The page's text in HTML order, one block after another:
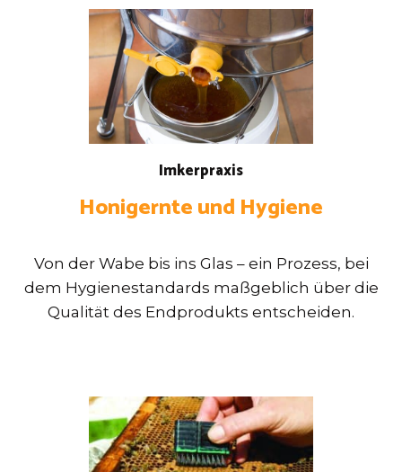
Imkerpraxis
Honigernte und Hygiene
Von der Wabe bis ins Glas – ein Prozess, bei
dem Hygienestandards maßgeblich über die
Qualität des Endprodukts entscheiden.